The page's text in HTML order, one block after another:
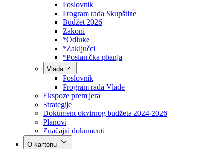
Poslovnik
Program rada Skupštine
Budžet 2026
Zakoni
*Odluke
*Zaključci
*Poslanička pitanja
Vlada
Poslovnik
Program rada Vlade
Ekspoze premijera
Strategije
Dokument okvirnog budžeta 2024-2026
Planovi
Značajni dokumenti
O kantonu